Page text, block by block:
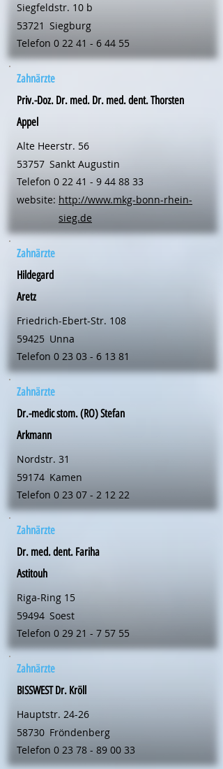
Siegfeldstr. 10 b
53721 Siegburg
Telefon 0 22 41 - 6 44 55
Zahnärzte
Priv.-Doz. Dr. med. Dr. med. dent. Thorsten
Appel
Alte Heerstr. 56
53757 Sankt Augustin
Telefon 0 22 41 - 9 44 88 33
website: http://www.mkg-bonn-rhein-
sieg.de
Zahnärzte
Hildegard
Aretz
Friedrich-Ebert-Str. 108
59425 Unna
Telefon 0 23 03 - 6 13 81
Zahnärzte
Dr.-medic stom. (RO) Stefan
Arkmann
Nordstr. 31
59174 Kamen
Telefon 0 23 07 - 2 12 22
Zahnärzte
Dr. med. dent. Fariha
Astitouh
Riga-Ring 15
59494 Soest
Telefon 0 29 21 - 7 57 55
Zahnärzte
BISSWEST Dr. Kröll
Hauptstr. 24-26
58730 Fröndenberg
Telefon 0 23 78 - 89 00 33